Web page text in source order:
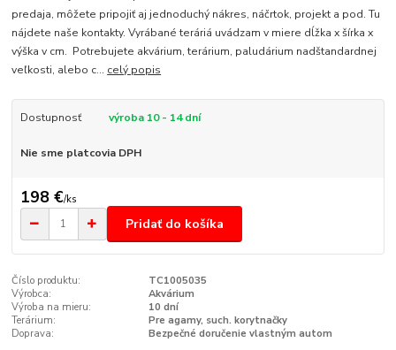
predaja, môžete pripojiť aj jednoduchý nákres, náčrtok, projekt a pod. Tu
nájdete naše kontakty. Vyrábané teráriá uvádzam v miere dĺžka x šírka x
výška v cm. Potrebujete akvárium, terárium, paludárium nadštandardnej
veľkosti, alebo c... celý popis
Dostupnosť výroba 10 - 14 dní
Nie sme platcovia DPH
198 €/ks
Pridať do košíka
Číslo produktu:
TC1005035
Výrobca:
Akvárium
Výroba na mieru:
10 dní
Terárium:
Pre agamy, such. korytnačky
Doprava:
Bezpečné doručenie vlastným autom